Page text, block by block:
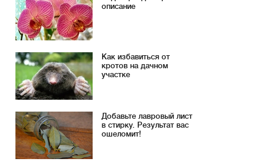
описание
Как избавиться от
кротов на дачном
участке
Добавьте лавровый лист
в стирку. Результат вас
ошеломит!